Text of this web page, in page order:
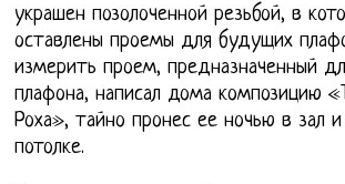
украшен позолоченной резьбой, в
оставлены проемы для будущих
измерить проем, предназначенный
плафона, написал дома композицию
Роха», тайно пронес ее ночью в зал
потолке.